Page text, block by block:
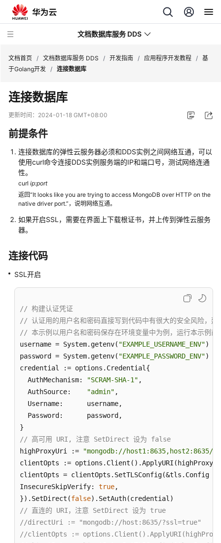
文档数据库服务 DDS
最
新
动
务
公
告
产
介
绍
计
说
明
快
速
入
门
开
库
使
用
规
范
数
据
库
文档首页 / 文档数据库服务 DDS / 开发指南 / 应用程序开发教程 / 基
于Golang开发 / 连接数据库
连接数据库
更新时间： 2024-01-18 GMT+08:00
前提条件
连接数据库的弹性云服务器必须和DDS实例之间网络互通，可以
使用curl命令连接DDS实例服务端的IP和端口号，测试网络连通
性。
curl ip:port
返回“It looks like you are trying to access MongoDB over HTTP on the
native driver port.”，说明网络互通。
如果开启SSL，需要在界面上下载根证书，并上传到弹性云服务
器。
连接代码
SSL开启
// 构建认证凭证
// 认证用的用户名和密码直接写到代码中有很大的安全风险，
// 本示例以用户名和密码保存在环境变量中为例，运行本示例前请
username = System.getenv( "EXAMPLE_USERNAME_ENV")
password = System.getenv( "EXAMPLE_PASSWORD_ENV")
credential := options.Credential{
  AuthMechanism:
"SCRAM-SHA-1" ,
  AuthSource:
"admin" ,
  Username:      username,
  Password:      password,
// 高可用 URI, 注意 SetDirect 设为 false
highProxyUri :=
"mongodb://host1:8635,host2:8635/
clientOpts :=
clientOpts = clientOpts.SetTLSConfig(&tls.Config {
InsecureSkipVerify: true,
}).SetDirect(false
// 直连的 URI，注意 SetDirect 设为 true
//directUri := "mongodb://host:8635/?ssl=true"
//clientOpts :=